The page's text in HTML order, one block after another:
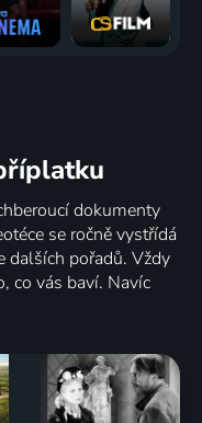
dokumenty
se ročně vystřídá
pořadů. Vždy
co vás baví. Navíc